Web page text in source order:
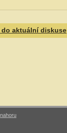
do aktuální diskuse
nahoru